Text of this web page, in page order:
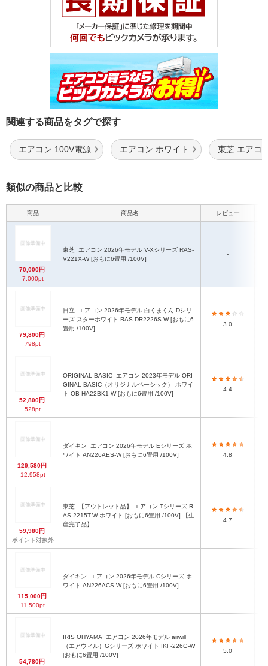
関連する商品をタグで探す
エアコン 100V電源 エアコン ホワイト 東芝 エアコ
類似の商品と比較
商品 商品名 レビュー
70,000円
7,000pt
東芝
V221X-W [おもに6畳用 /100V]
-
79,800円
798pt
日立
ーズ スターホワイト RAS-DR2226S-W [おもに6
畳用 /100V]
3.0
52,800円
528pt
ORIGINAL BASIC
GINAL BASIC（オリジナルベーシック） ホワイ
ト OB-HA22BK1-W [おもに6畳用 /100V]
4.4
129,580円
12,958pt
ダイキン
ワイト AN226AES-W [おもに6畳用 /100V]
4.8
59,980円
ポイント対象外
東芝
AS-2215T-W ホワイト [おもに6畳用 /100V] 【生
産完了品】
4.7
115,000円
11,500pt
ダイキン
ワイト AN226ACS-W [おもに6畳用 /100V]
-
54,780円
IRIS OHYAMA
（エアウィル）Gシリーズ ホワイト IKF-226G-W
[おもに6畳用 /100V]
5.0